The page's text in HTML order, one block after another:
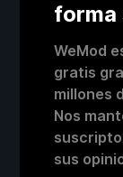
forma
WeMod
gratis
millones
Nos
sus